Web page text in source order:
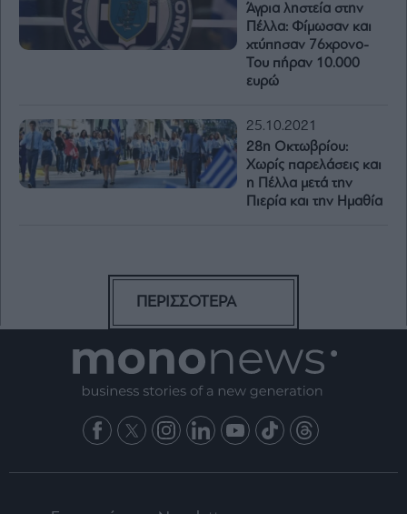
Άγρια ληστεία στην
Πέλλα: Φίμωσαν και
χτύπησαν 76χρονο-
Του πήραν 10.000
ευρώ
25.10.2021
28η Οκτωβρίου:
Χωρίς παρελάσεις και
η Πέλλα μετά την
Πιερία και την Ημαθία
ΠΕΡΙΣΣΟΤΕΡΑ